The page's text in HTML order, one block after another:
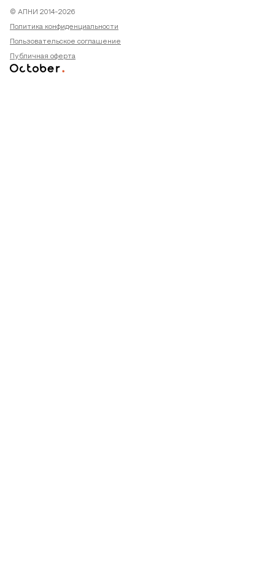
© АПНИ 2014-2026
Политика конфиденциальности
Пользовательское соглашение
Публичная оферта